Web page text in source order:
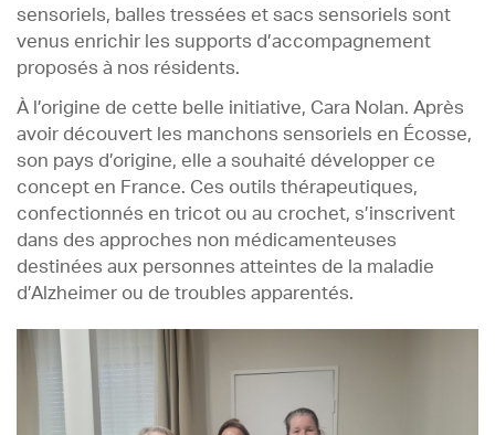
sensoriels, balles tressées et sacs sensoriels sont
venus enrichir les supports d’accompagnement
proposés à nos résidents.
À l’origine de cette belle initiative, Cara Nolan. Après
avoir découvert les manchons sensoriels en Écosse,
son pays d’origine, elle a souhaité développer ce
concept en France. Ces outils thérapeutiques,
confectionnés en tricot ou au crochet, s’inscrivent
dans des approches non médicamenteuses
destinées aux personnes atteintes de la maladie
d’Alzheimer ou de troubles apparentés.